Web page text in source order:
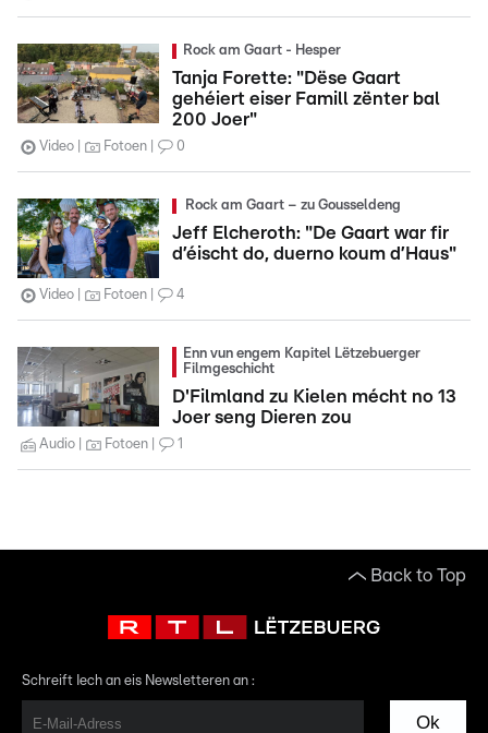
Rock am Gaart - Hesper
Tanja Forette: "Dëse Gaart
gehéiert eiser Famill zënter bal
200 Joer"
Video Fotoen 0
Rock am Gaart – zu Gousseldeng
Jeff Elcheroth: "De Gaart war fir
d’éischt do, duerno koum d’Haus"
Video Fotoen 4
Enn vun engem Kapitel Lëtzebuerger
Filmgeschicht
D'Filmland zu Kielen mécht no 13
Joer seng Dieren zou
Audio Fotoen 1
Back to Top
Schreift Iech an eis Newsletteren an :
Ok